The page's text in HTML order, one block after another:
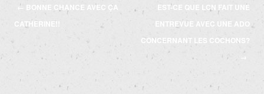
Navigation
des
← BONNE CHANCE AVEC ÇA
CATHERINE!!
EST-CE QUE LCN FAIT UNE
ENTREVUE AVEC UNE ADO
CONCERNANT LES COCHONS?
→